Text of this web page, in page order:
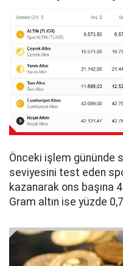
Önceki işlem gününde
seviyesini test eden
kazanarak ons başına
Gram altın ise yüzde